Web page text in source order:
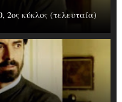
2ος κύκλος (τελευταία)